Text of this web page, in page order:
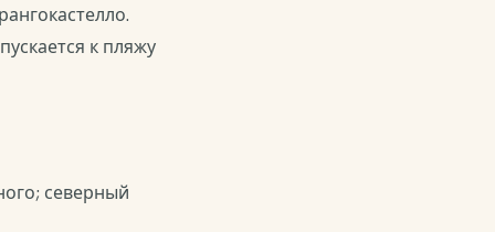
к пляжу
северный